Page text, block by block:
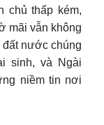
chủ thấp kém,
mãi vẫn không
đất nước chúng
sinh, và Ngài
niềm tin nơi